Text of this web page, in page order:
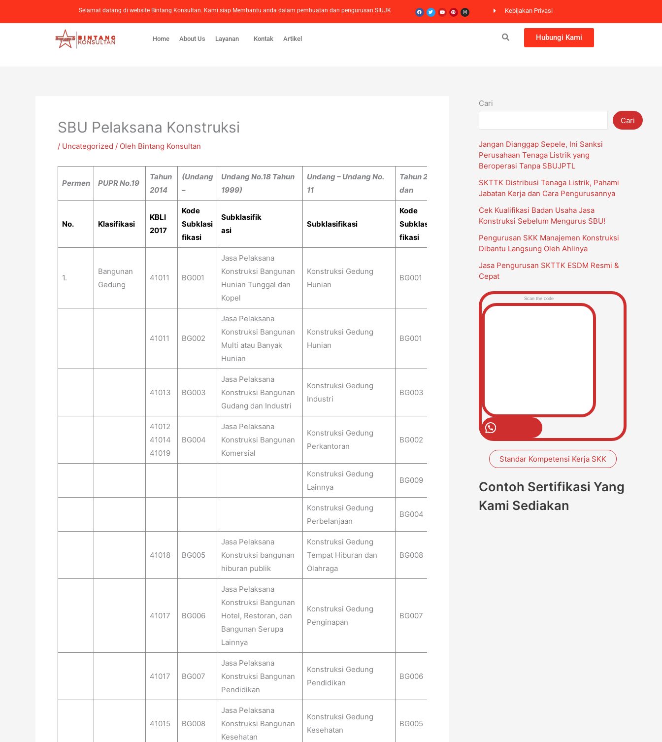
Selamat datang di website Bintang Konsultan. Kami siap Membantu anda dalam pembuatan dan pengurusan SIUJK Kebijakan Privasi
Home About Us Layanan Kontak Artikel Hubungi Kami
SBU Pelaksana Konstruksi
/ Uncategorized / Oleh Bintang Konsultan
Permen PUPR No.19
Tahun
2014
(Undang
–
Undang No.18 Tahun
1999)
Undang – Undang No.
11
Tahun 2021
dan
Tahun 2021
No. Klasifikasi
KBLI
2017
Kode
Subklasi
fikasi
Subklasifik
asi
Subklasifikasi
Kode
Subklasi
fikasi
KBLI 2020
1.
Bangunan
Gedung
41011 BG001
Jasa Pelaksana
Konstruksi Bangunan
Hunian Tunggal dan
Kopel
Konstruksi Gedung
Hunian
BG001
41011 BG002
Jasa Pelaksana
Konstruksi Bangunan
Multi atau Banyak
Hunian
Konstruksi Gedung
Hunian
BG001
41013 BG003
Jasa Pelaksana
Konstruksi Bangunan
Gudang dan Industri
Konstruksi Gedung
Industri
BG003
41012
41014
41019
BG004
Jasa Pelaksana
Konstruksi Bangunan
Komersial
Konstruksi Gedung
Perkantoran
BG002
Konstruksi Gedung
Lainnya
BG009
Konstruksi Gedung
Perbelanjaan
BG004
41018 BG005
Jasa Pelaksana
Konstruksi bangunan
hiburan publik
Konstruksi Gedung
Tempat Hiburan dan
Olahraga
BG008
41017 BG006
Jasa Pelaksana
Konstruksi Bangunan
Hotel, Restoran, dan
Bangunan Serupa
Lainnya
Konstruksi Gedung
Penginapan
BG007
41017 BG007
Jasa Pelaksana
Konstruksi Bangunan
Pendidikan
Konstruksi Gedung
Pendidikan
BG006
41015 BG008
Jasa Pelaksana
Konstruksi Bangunan
Kesehatan
Konstruksi Gedung
Kesehatan
BG005
Cari
Cari
Jangan Dianggap Sepele, Ini Sanksi
Perusahaan Tenaga Listrik yang
Beroperasi Tanpa SBUJPTL
SKTTK Distribusi Tenaga Listrik, Pahami
Jabatan Kerja dan Cara Pengurusannya
Cek Kualifikasi Badan Usaha Jasa
Konstruksi Sebelum Mengurus SBU!
Pengurusan SKK Manajemen Konstruksi
Dibantu Langsung Oleh Ahlinya
Jasa Pengurusan SKTTK ESDM Resmi &
Cepat
Scan the code
Standar Kompetensi Kerja SKK
Contoh Sertifikasi Yang
Kami Sediakan